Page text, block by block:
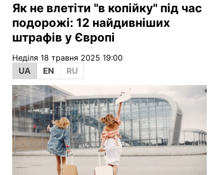
Як не влетіти "в копійку" під час
подорожі: 12 найдивніших
штрафів у Європі
Неділя 18 травня 2025 19:00
UA
EN RU